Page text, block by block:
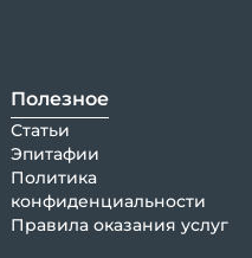
Полезное
Статьи
Эпитафии
Политика
конфиденциальности
Правила оказания услуг